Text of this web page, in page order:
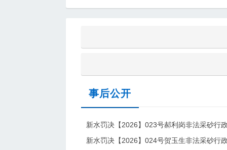
事后公开
新水罚决【2026】023号郝利岗非法采砂行
新水罚决【2026】024号贺玉生非法采砂行